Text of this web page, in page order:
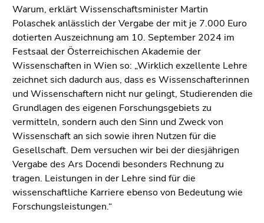
to
search
(Accesskey
9)
Warum, erklärt Wissenschaftsminister Martin
Polaschek anlässlich der Vergabe der mit je 7.000 Euro
dotierten Auszeichnung am 10. September 2024 im
Festsaal der Österreichischen Akademie der
Wissenschaften in Wien so: „Wirklich exzellente Lehre
zeichnet sich dadurch aus, dass es Wissenschafterinnen
und Wissenschaftern nicht nur gelingt, Studierenden die
Grundlagen des eigenen Forschungsgebiets zu
vermitteln, sondern auch den Sinn und Zweck von
Wissenschaft an sich sowie ihren Nutzen für die
Gesellschaft. Dem versuchen wir bei der diesjährigen
Vergabe des Ars Docendi besonders Rechnung zu
tragen. Leistungen in der Lehre sind für die
wissenschaftliche Karriere ebenso von Bedeutung wie
Forschungsleistungen.“